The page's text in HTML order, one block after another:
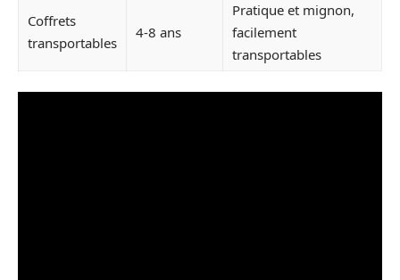
Coffrets
transportables
4-8 ans
Pratique et mignon,
facilement
transportables